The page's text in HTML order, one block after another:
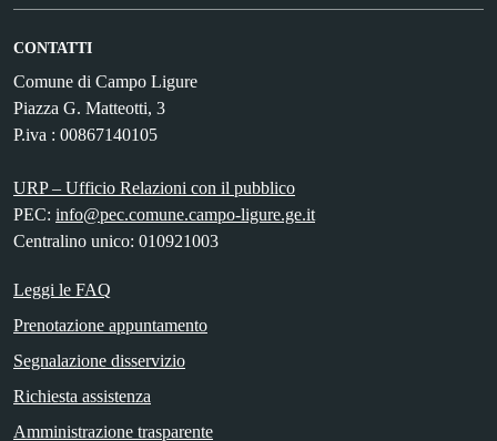
CONTATTI
Comune di Campo Ligure
Piazza G. Matteotti, 3
P.iva : 00867140105
URP – Ufficio Relazioni con il pubblico
PEC: info@pec.comune.campo-ligure.ge.it
Centralino unico: 010921003
Leggi le FAQ
Prenotazione appuntamento
Segnalazione disservizio
Richiesta assistenza
Amministrazione trasparente